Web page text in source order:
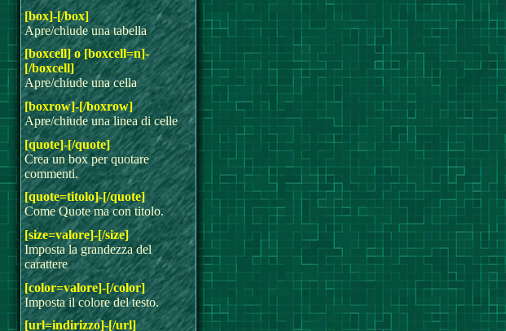
[box]-[/box]
Apre/chiude una tabella
[boxcell] o [boxcell=n]-
[/boxcell]
Apre/chiude una cella
[boxrow]-[/boxrow]
Apre/chiude una linea di celle
[quote]-[/quote]
Crea un box per quotare
commenti.
[quote=titolo]-[/quote]
Come Quote ma con titolo.
[size=valore]-[/size]
Imposta la grandezza del
carattere
[color=valore]-[/color]
Imposta il colore del testo.
[url=indirizzo]-[/url]